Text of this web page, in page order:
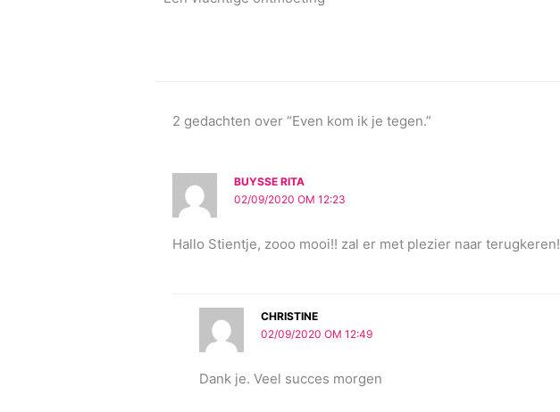
2 gedachten over “Even kom ik je tegen.”
BUYSSE RITA
02/09/2020 OM 12:23
Hallo Stientje, zooo mooi!! zal er met plezier naar terugkeren!
CHRISTINE
02/09/2020 OM 12:49
Dank je. Veel succes morgen